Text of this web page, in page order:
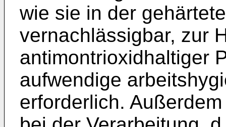
wie sie in der
vernachlässigbar, zur
antimontrioxidhaltiger
aufwendige
erforderlich.